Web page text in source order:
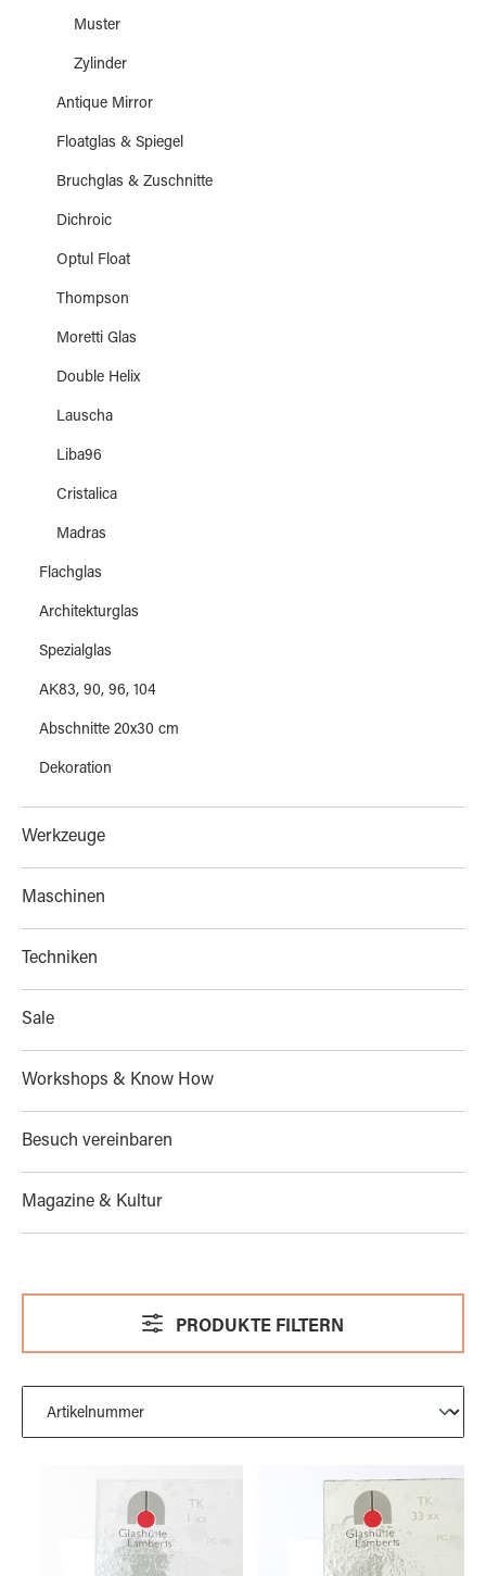
Muster
Zylinder
Antique Mirror
Floatglas & Spiegel
Bruchglas & Zuschnitte
Dichroic
Optul Float
Thompson
Moretti Glas
Double Helix
Lauscha
Liba96
Cristalica
Madras
Flachglas
Architekturglas
Spezialglas
AK83, 90, 96, 104
Abschnitte 20x30 cm
Dekoration
Werkzeuge
Maschinen
Techniken
Sale
Workshops & Know How
Besuch vereinbaren
Magazine & Kultur
PRODUKTE FILTERN